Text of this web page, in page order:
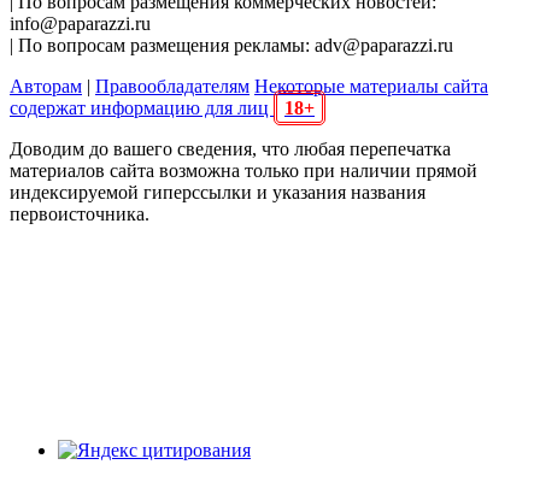
info@paparazzi.ru
| По вопросам размещения рекламы: adv@paparazzi.ru
Авторам | Правообладателям Некоторые материалы сайта
содержат информацию для лиц
18+
Доводим до вашего сведения, что любая перепечатка
материалов сайта возможна только при наличии прямой
индексируемой гиперссылки и указания названия
первоисточника.